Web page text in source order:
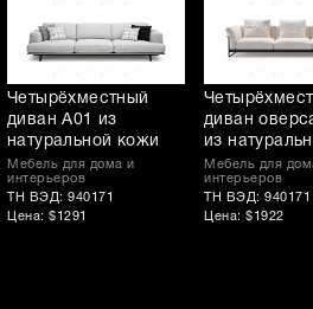
Четырёхместный
диван A01 из
натуральной кожи
Мебель для дома и
интерьеров
ТН ВЭД: 940171
Цена: $1291
диван
из
Мебель для
интерьеров
ТН ВЭД: 940171
Цена: $1922